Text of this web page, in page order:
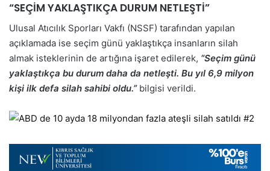
“SEÇİM YAKLAŞTIKÇA DURUM NETLEŞTİ”
Ulusal Atıcılık Sporları Vakfı (NSSF) tarafından yapılan
açıklamada ise seçim günü yaklaştıkça insanların silah
almak isteklerinin de artığına işaret edilerek, “Seçim günü
yaklaştıkça bu durum daha da netleşti. Bu yıl 6,9 milyon
kişi ilk defa silah sahibi oldu.”bilgisi verildi.